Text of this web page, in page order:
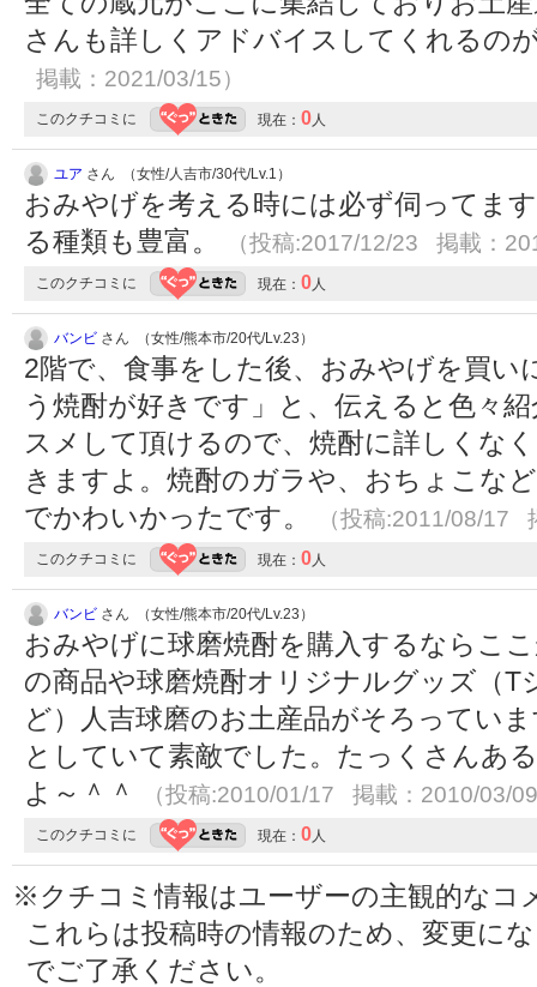
さんも詳しくアドバイスしてくれるの
掲載：2021/03/15）
このクチコミに 現在： 0 人
ユア さん （女性/人吉市/30代/Lv.1）
おみやげを考える時には必ず伺ってま
る種類も豊富。
（投稿:2017/12/23 掲載：
このクチコミに 現在： 0 人
バンビ さん （女性/熊本市/20代/Lv.23）
2階で、食事をした後、おみやげを買い
う焼酎が好きです」と、伝えると色々
スメして頂けるので、焼酎に詳しくな
きますよ。焼酎のガラや、おちょこな
でかわいかったです。
（投稿:2011/08/17
このクチコミに 現在： 0 人
バンビ さん （女性/熊本市/20代/Lv.23）
おみやげに球磨焼酎を購入するならこ
の商品や球磨焼酎オリジナルグッズ（T
ど）人吉球磨のお土産品がそろってい
としていて素敵でした。たっくさんあ
よ～＾＾
（投稿:2010/01/17 掲載：2010/03/
このクチコミに 現在： 0 人
※クチコミ情報はユーザーの主観的なコ
これらは投稿時の情報のため、変更に
でご了承ください。